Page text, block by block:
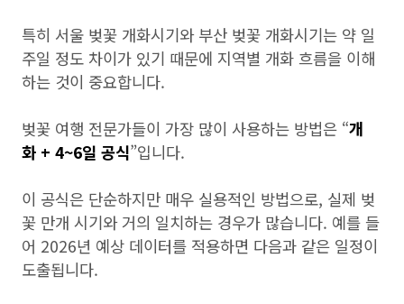
특히 서울 벚꽃 개화시기와 부산 벚꽃 개화시기는 약 일
주일 정도 차이가 있기 때문에 지역별 개화 흐름을 이해
하는 것이 중요합니다.
벚꽃 여행 전문가들이 가장 많이 사용하는 방법은 “개
화 + 4~6일 공식”입니다.
이 공식은 단순하지만 매우 실용적인 방법으로, 실제 벚
꽃 만개 시기와 거의 일치하는 경우가 많습니다. 예를 들
어 2026년 예상 데이터를 적용하면 다음과 같은 일정이
도출됩니다.